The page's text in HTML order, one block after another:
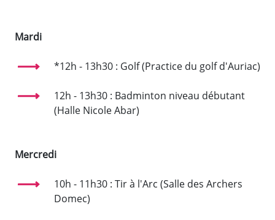
Mardi
*12h - 13h30 : Golf (Practice du golf d'Auriac)
12h - 13h30 : Badminton niveau débutant
(Halle Nicole Abar)
Mercredi
10h - 11h30 : Tir à l'Arc (Salle des Archers
Domec)